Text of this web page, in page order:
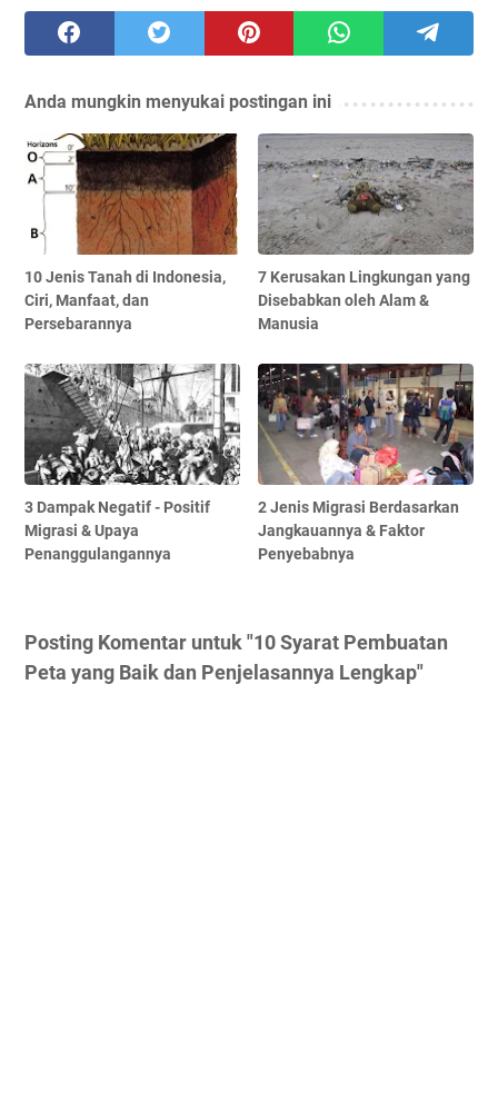
Anda mungkin menyukai postingan ini
10 Jenis Tanah di Indonesia,
Ciri, Manfaat, dan
Persebarannya
7 Kerusakan Lingkungan yang
Disebabkan oleh Alam &
Manusia
3 Dampak Negatif - Positif
Migrasi & Upaya
Penanggulangannya
2 Jenis Migrasi Berdasarkan
Jangkauannya & Faktor
Penyebabnya
Posting Komentar untuk "10 Syarat Pembuatan
Peta yang Baik dan Penjelasannya Lengkap"